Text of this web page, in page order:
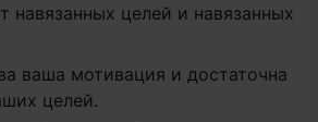
навязанных целей и навязанных
ваша мотивация и достаточна
целей.